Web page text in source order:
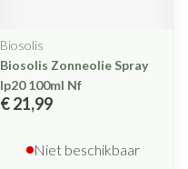
Biosolis
Biosolis Zonneolie Spray
Ip20 100ml Nf
€ 21,99
Niet beschikbaar